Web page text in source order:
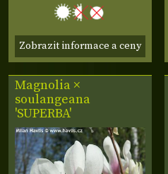
Zobrazit informace a ceny
Magnolia ×
soulangeana
'SUPERBA'